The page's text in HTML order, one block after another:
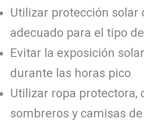
Utilizar protección solar
adecuado para el tipo
Evitar la exposición
durante las horas pico
Utilizar ropa protectora,
sombreros y camisas